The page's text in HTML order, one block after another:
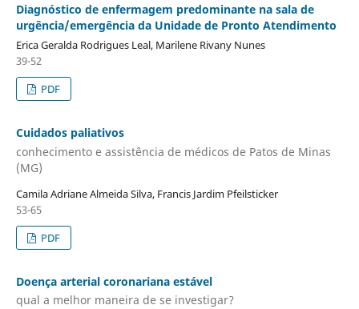
Diagnóstico de enfermagem predominante na sala de
urgência/emergência da Unidade de Pronto Atendimento
Erica Geralda Rodrigues Leal, Marilene Rivany Nunes
39-52
PDF
Cuidados paliativos
conhecimento e assistência de médicos de Patos de Minas
(MG)
Camila Adriane Almeida Silva, Francis Jardim Pfeilsticker
53-65
PDF
Doença arterial coronariana estável
qual a melhor maneira de se investigar?